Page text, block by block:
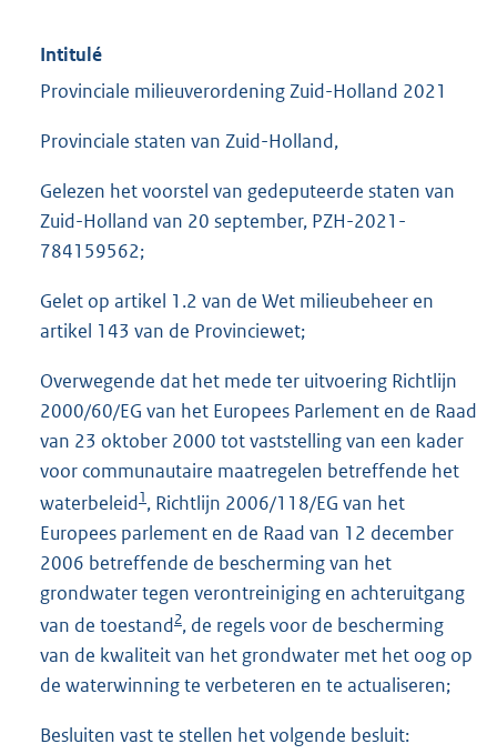
Intitulé
Provinciale milieuverordening Zuid-Holland 2021
Provinciale staten van Zuid-Holland,
Gelezen het voorstel van gedeputeerde staten van
Zuid-Holland van 20 september, PZH-2021-
784159562;
Gelet op artikel 1.2 van de Wet milieubeheer en
artikel 143 van de Provinciewet;
Overwegende dat het mede ter uitvoering Richtlijn
2000/60/EG van het Europees Parlement en de Raad
van 23 oktober 2000 tot vaststelling van een kader
voor communautaire maatregelen betreffende het
waterbeleid1, Richtlijn 2006/118/EG van het
Europees parlement en de Raad van 12 december
2006 betreffende de bescherming van het
grondwater tegen verontreiniging en achteruitgang
van de toestand2, de regels voor de bescherming
van de kwaliteit van het grondwater met het oog op
de waterwinning te verbeteren en te actualiseren;
Besluiten vast te stellen het volgende besluit: